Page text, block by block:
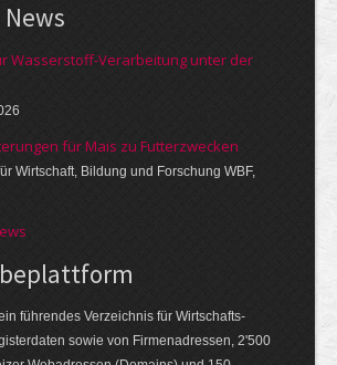
Wasserstoff-Verarbeitung unter der
für Mais zu Futterzwecken
Wirtschaft, Bildung und Forschung WBF,
führendes Ver­zeich­nis für Wirt­schafts-
so­wie von Firmen­adressen, 2'500